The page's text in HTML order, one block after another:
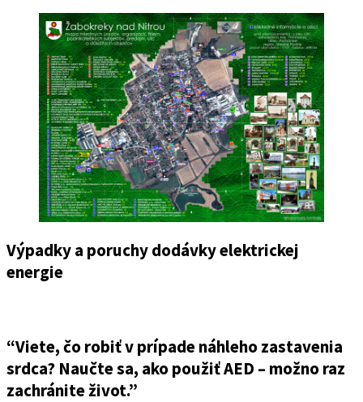
Výpadky a poruchy dodávky elektrickej
energie
“Viete, čo robiť v prípade náhleho zastavenia
srdca? Naučte sa, ako použiť AED – možno raz
zachránite život.”